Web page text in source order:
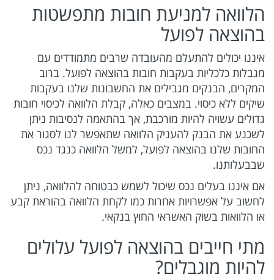
הלוואה למניעת חובות מתפשטות
בהוצאה לפועל
איננו יכולים להתעלם מהעובדה שרבים מתמודדים עם
מגבלות כלכליות בעקבות חובות בהוצאה לפועל. ברוב
המקרים, הבנקים מגבילים את החשבונות שלנו בעקבות
שיקים ללא כיסוי. במצבים כאלה, קבלת הלוואה לכיסוי חובות
גדולים עשויה להיות מורכבת, אך בהתאמה לנסיבות ניתן
לשכנע את הבנק להעניק הלוואה שתאפשר לנו לסגור את
החובות שלנו בהוצאה לפועל, למשל הלוואה כנגד נכס
שבבעלותנו.
אם איננו בעלים נכס שיכול לשמש כבטוחה להלוואה, ניתן
לחשוב על אפשרויות אחרות כמו לקחת הלוואה בהוראת קבע
או הלוואות בשוק האשראי החוץ בנקאי.
מתי חייבים בהוצאה לפועל עלולים
להיות מוגבלים?